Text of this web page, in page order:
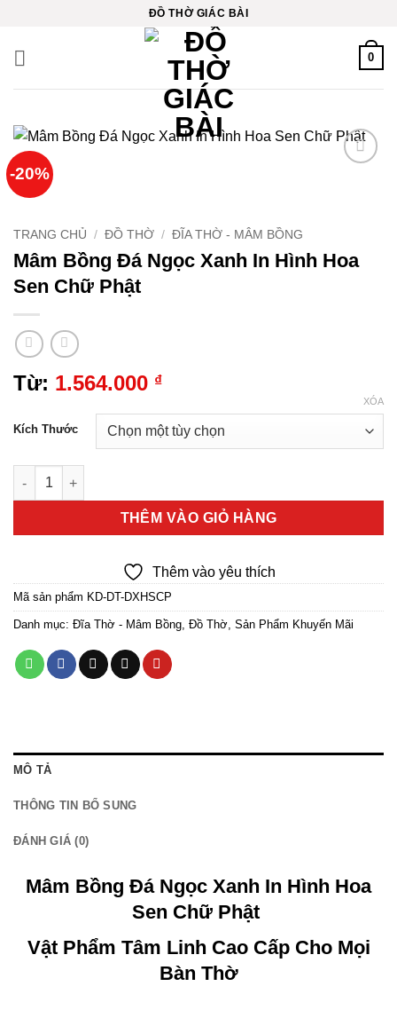
panel
Panel
Panel
Panel
Panel
nội
ĐỒ THỜ GIÁC BÀI
0
-20%
TRANG CHỦ / ĐỒ THỜ / ĐĨA THỜ - MÂM BỒNG
Mâm Bồng Đá Ngọc Xanh In Hình Hoa
Sen Chữ Phật
Từ: 1.564.000 ₫
Kích Thước
XÓA
Mâm Bồng Đá Ngọc Xanh In Hình Hoa Sen Chữ Phật số lượng
THÊM VÀO GIỎ HÀNG
Thêm vào yêu thích
Mã sản phẩm KD-DT-DXHSCP
Danh mục: Đĩa Thờ - Mâm Bồng Đồ Thờ Sản Phẩm Khuyến Mãi
MÔ TẢ
THÔNG TIN BỔ SUNG
ĐÁNH GIÁ (0)
Mâm Bồng Đá Ngọc Xanh In Hình Hoa
Sen Chữ Phật
Vật Phẩm Tâm Linh Cao Cấp Cho Mọi
Bàn Thờ